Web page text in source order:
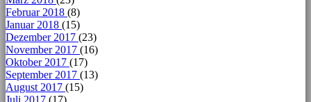
Februar 2018 (8)
Januar 2018 (15)
Dezember 2017 (23)
November 2017 (16)
Oktober 2017 (17)
September 2017 (13)
August 2017 (15)